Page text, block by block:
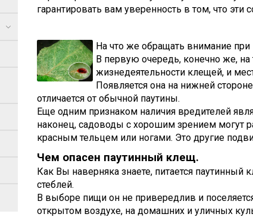
гарантировать вам уверенность в том, что эти
На что же обращать внимание при
В первую очередь, конечно же, на
жизнедеятельности клещей, и
Появляется она на нижней
отличается от обычной паутины.
Еще одним признаком наличия вредителей
наконец, садоводы с хорошим зрением могут
красным тельцем или ногами. Это другие
Чем опасен паутинный клещ.
Как Вы наверняка знаете, питается
стеблей.
В выборе пищи он не привередлив и
открытом воздухе, на домашних и уличных